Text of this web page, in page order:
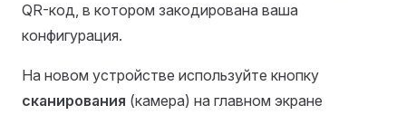
QR-код, в котором закодирована ваша
конфигурация.
На новом устройстве используйте кнопку
сканирования (камера) на главном экране